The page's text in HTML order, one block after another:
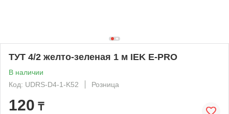
ТУТ 4/2 желто-зеленая 1 м IEK E-PRO
В наличии
Код: UDRS-D4-1-K52
Розница
120 ₸